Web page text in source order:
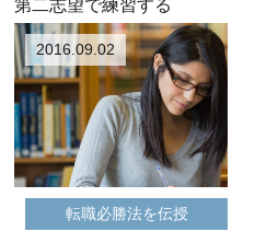
第二志望で練習する
2016.09.02
転職必勝法を伝授